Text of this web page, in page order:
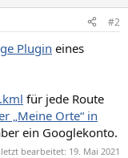
#2
Plugin eines
für jede Route
„Meine Orte“ in
ein Googlekonto.
bearbeitet: 19. Mai 2021